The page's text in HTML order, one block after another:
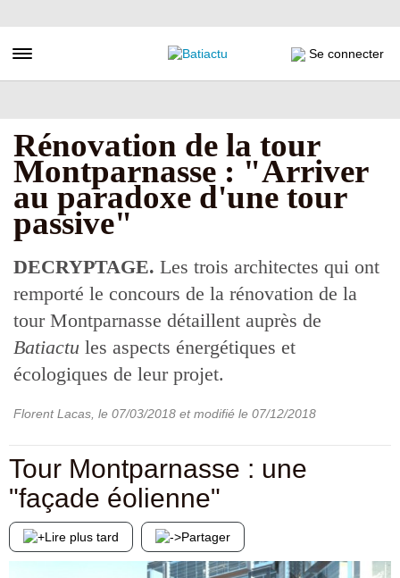
au
principal
Toggle navigation Se connecter
Rénovation de la tour
Montparnasse : "Arriver
au paradoxe d'une tour
passive"
DECRYPTAGE. Les trois architectes qui ont
remporté le concours de la rénovation de la
tour Montparnasse détaillent auprès de
Batiactu les aspects énergétiques et
écologiques de leur projet.
Florent Lacas , le 07/03/2018 et modifié le 07/12/2018
Tour Montparnasse : une
"façade éolienne"
Lire plus tard Partager